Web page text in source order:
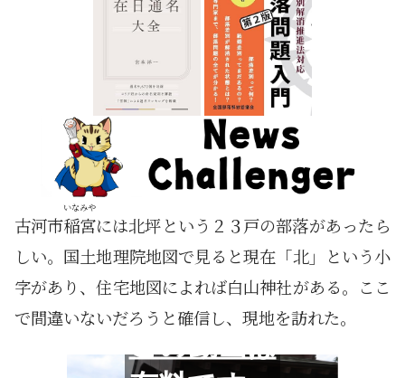
古河市稲宮
いなみや
には北坪という２３戸の部落があったら
しい。国土地理院地図で見ると現在「北」という小
字があり、住宅地図によれば白山神社がある。ここ
で間違いないだろうと確信し、現地を訪れた。